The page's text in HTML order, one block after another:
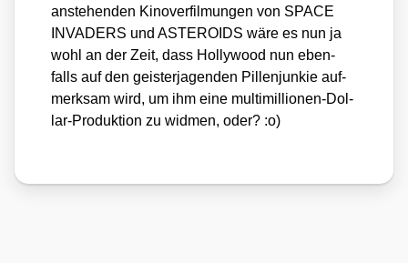
anste­hen­den Kino­ver­fil­mun­gen von SPACE
INVADERS und ASTEROIDS wäre es nun ja
wohl an der Zeit, dass Hol­ly­wood nun eben­
falls auf den geis­ter­ja­gen­den Pil­len­jun­kie auf­
merk­sam wird, um ihm eine mul­ti­mil­lio­nen-Dol­
lar-Pro­duk­ti­on zu wid­men, oder? :o)